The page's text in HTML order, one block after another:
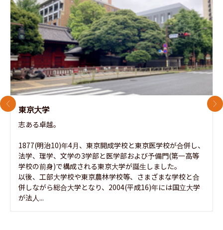
東京大学
志ある卓越。
1877(明治10)年4月、東京開成学校と東京医学校が合併し、
法学、理学、文学の3学部と医学部および予備門(第一高等
学校の前身)で構成される東京大学が誕生しました。
以後、工部大学校や東京農林学校等、さまざまな学校と合
併しながら総合大学となり、2004(平成16)年には国立大学
が法人...
前のスライド 次